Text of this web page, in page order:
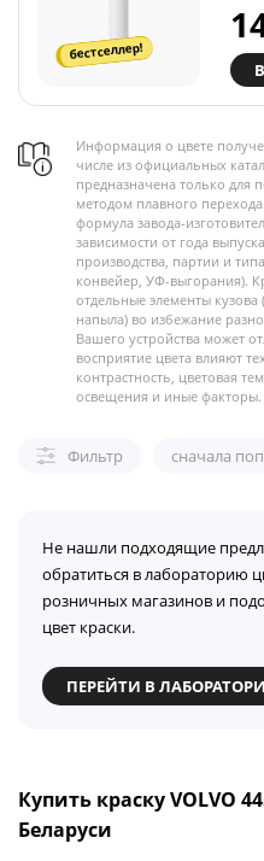
бестселлер!
Информация о цвете
числе из официальных
предназначена только для
методом плавного
формула завода-
зависимости от года
производства, партии и
конвейер, УФ-выгорания).
отдельные элементы
напыла) во избежание
Вашего устройства может
восприятие цвета влияют
контрастность, цветовая
освещения и иные факторы.
Фильтр сначала
Не нашли подходящие
обратиться в лабораторию
розничных магазинов и
цвет краски.
ПЕРЕЙТИ В
Купить краску VOLVO
Беларуси